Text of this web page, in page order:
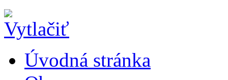
Úvodná stránka